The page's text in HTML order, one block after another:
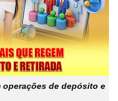
de depósito e